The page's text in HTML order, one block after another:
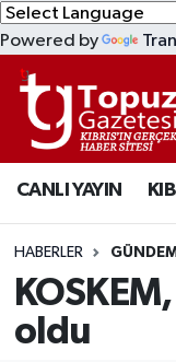
Powered by
CANLI YAYIN
HABERLER
oldu
KIBRIS
DÜNYA
EKONOMİ
MAGAZİN
SAĞLIK
Lefkoşa
Lefkoşa Hava
Lefkoşa
Süper Lig
Tüm